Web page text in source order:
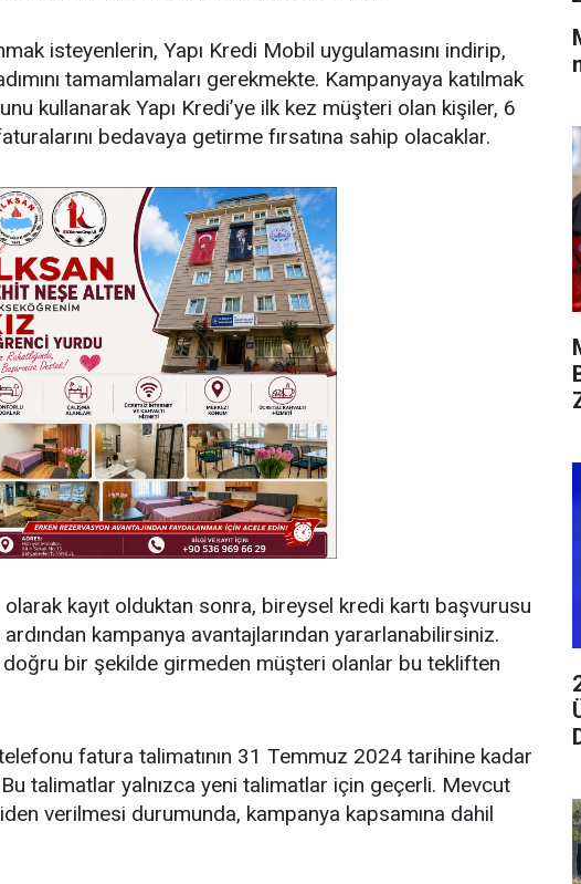
isteyenlerin, Yapı Kredi Mobil uygulamasını indirip,
tamamlamaları gerekmekte. Kampanyaya katılmak
kullanarak Yapı Kredi’ye ilk kez müşteri olan kişiler, 6
bedavaya getirme fırsatına sahip olacaklar.
kayıt olduktan sonra, bireysel kredi kartı başvurusu
ardından kampanya avantajlarından yararlanabilirsiniz.
bir şekilde girmeden müşteri olanlar bu tekliften
fatura talimatının 31 Temmuz 2024 tarihine kadar
talimatlar yalnızca yeni talimatlar için geçerli. Mevcut
verilmesi durumunda, kampanya kapsamına dahil